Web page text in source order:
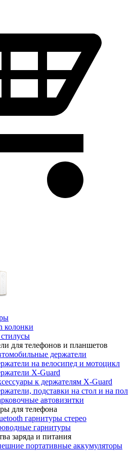
колонки
для телефонов и планшетов
держатели
на велосипед и мотоцикл
X-Guard
к держателям X-Guard
подставки на стол и на пол
автовизитки
для телефона
гарнитуры стерео
гарнитуры
заряда и питания
портативные аккумуляторы